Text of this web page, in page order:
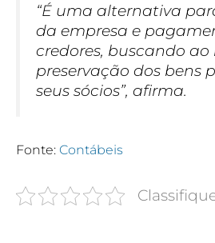
“É uma alternativa
da empresa e
credores, buscando
preservação dos bens
seus sócios”, afirma.
Fonte: Contábeis